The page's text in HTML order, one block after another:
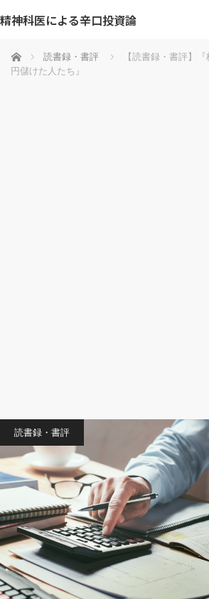
精神科医による辛口投資論
ホーム 読書録・書評
【読書録・書評】
円儲けた人たち』
読書録・書評